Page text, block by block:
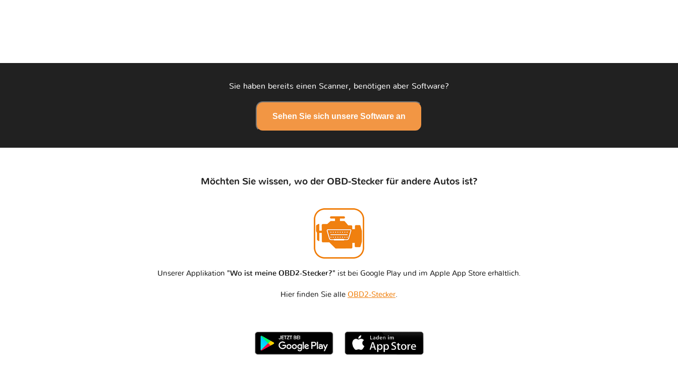
Sie haben bereits einen Scanner, benötigen aber Software?
Sehen Sie sich unsere Software an
Möchten Sie wissen, wo der OBD-Stecker für andere Autos ist?
Unserer Applikation "Wo ist meine OBD2-Stecker?" ist bei Google Play und im Apple App Store erhältlich.
Hier finden Sie alle OBD2-Stecker.